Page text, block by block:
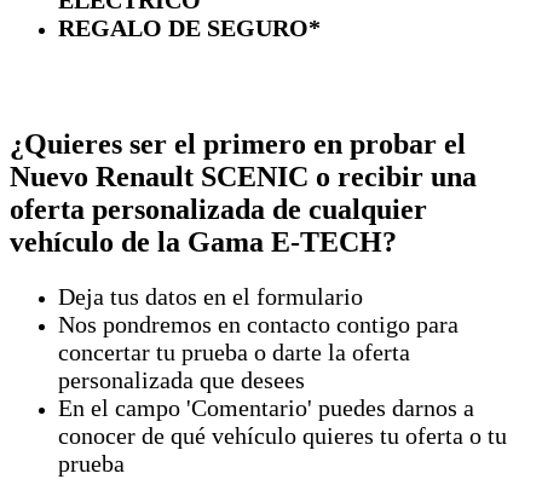
REGALO DE SEGURO*
¿Quieres ser el primero en probar el
Nuevo Renault SCENIC o recibir una
oferta personalizada de cualquier
vehículo de la Gama E-TECH?
Deja tus datos en el formulario
Nos pondremos en contacto contigo para
concertar tu prueba o darte la oferta
personalizada que desees
En el campo 'Comentario' puedes darnos a
conocer de qué vehículo quieres tu oferta o tu
prueba